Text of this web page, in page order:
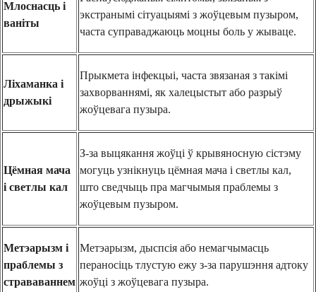
Млоснасць і
ваніты
экстранымі сітуацыямі з жоўцевым пузыром,
часта суправаджаюць моцны боль у жываце.
Ліхаманка і
дрыжыкі
Прыкмета інфекцыі, часта звязаная з такімі
захворваннямі, як халецыстыт або разрыў
жоўцевага пузыра.
Цёмная мача
і светлы кал
З-за выцякання жоўці ў крывяносную сістэму
могуць узнікнуць цёмная мача і светлы кал,
што сведчыць пра магчымыя праблемы з
жоўцевым пузыром.
Метэарызм і
праблемы з
страваваннем
Метэарызм, дыспсія або немагчымасць
пераносіць тлустую ежу з-за парушэння адтоку
жоўці з жоўцевага пузыра.